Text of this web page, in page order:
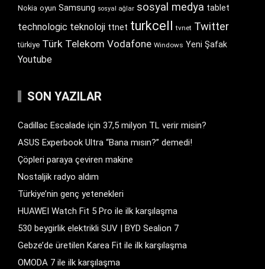
Nokia oyun Samsung sosyal ağlar sosyal medya tablet
technologic teknoloji ttnet turkcell tvnet Twitter
türkiye Türk Telekom Vodafone Windows Yeni Şafak
Youtube
SON YAZILAR
Cadillac Escalade için 37,5 milyon TL verir misin?
ASUS Experbook Ultra “Bana mısın?” demedi!
Çöpleri paraya çeviren makine
Nostaljik radyo aldım
Türkiye’nin genç yetenekleri
HUAWEI Watch Fit 5 Pro ile ilk karşılaşma
530 beygirlik elektrikli SUV | BYD Sealion 7
Gebze’de üretilen Karea Fit ile ilk karşılaşma
OMODA 7 ile ilk karşılaşma